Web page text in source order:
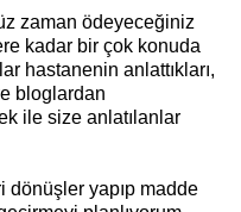
zaman ödeyeceğiniz
kadar bir çok konuda
hastanenin anlattıkları,
bloglardan
ile size anlatılanlar
dönüşler yapıp madde